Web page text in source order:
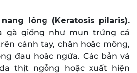
lông (Keratosis pilaris).
gà giống như mụn trứng cá
cánh tay, chân hoặc mông,
đau hoặc ngứa. Các bản vá
thịt ngỗng hoặc xuất hiện